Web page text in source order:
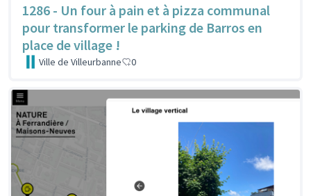
1286 - Un four à pain et à pizza communal
pour transformer le parking de Barros en
place de village !
Ville de Villeurbanne 0